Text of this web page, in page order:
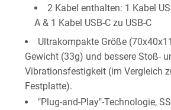
2 Kabel enthalten: 1 Kabel
A & 1 Kabel USB-C zu USB-C
Ultrakompakte Größe
Gewicht (33g) und bessere Stoß-
Vibrationsfestigkeit (im Vergleich
Festplatte).
"Plug-and-Play"-Technologie,